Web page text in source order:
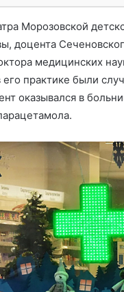
Морозовской
доцента
медицинских
практике были
оказывался в